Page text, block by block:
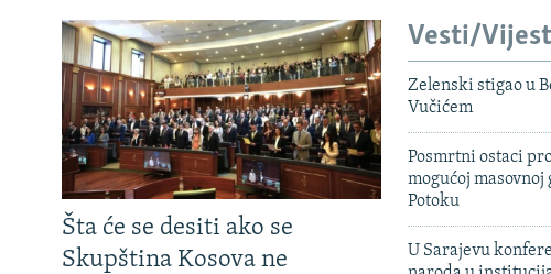
Šta će se desiti ako se
Skupština Kosova ne
Vesti/
Zelenski stigao u
Vučićem
Posmrtni ostaci
mogućoj
Potoku
U Sarajevu